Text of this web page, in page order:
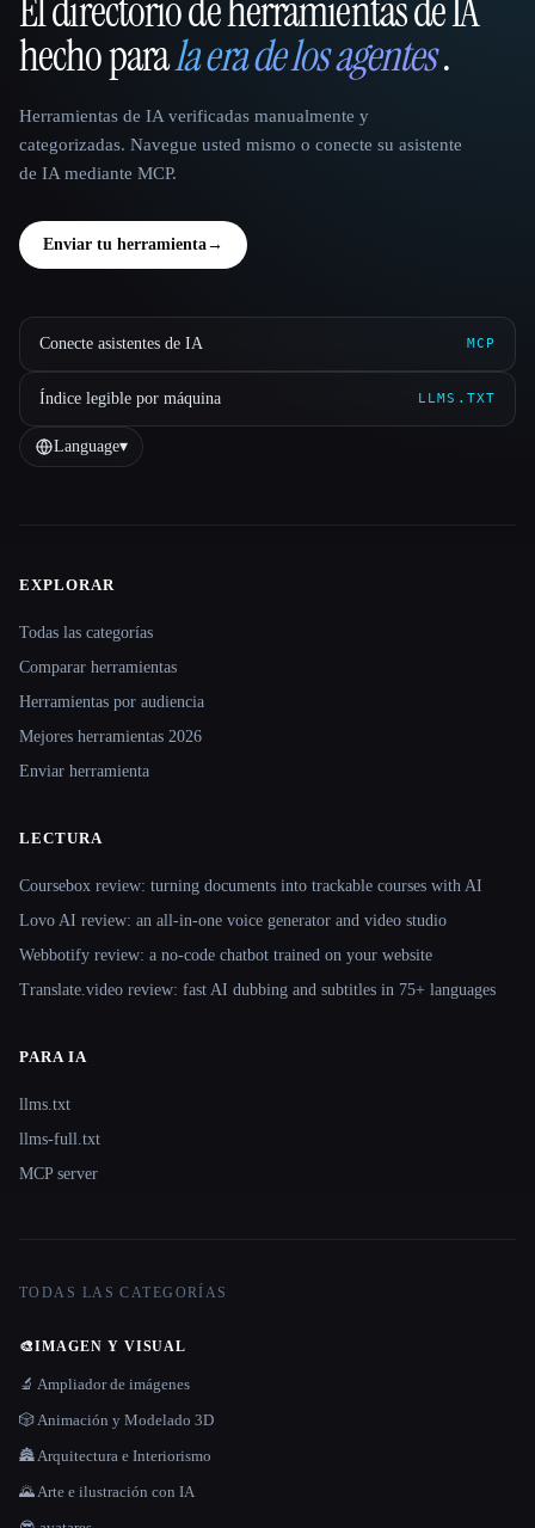
That AI Collection
El directorio de herramientas de IA
hecho parala era de los agentes.
Herramientas de IA verificadas manualmente y
categorizadas. Navegue usted mismo o conecte su asistente
de IA mediante MCP.
Enviar tu herramienta→
Conecte asistentes de IA MCP
Índice legible por máquina LLMS.TXT
Language▾
Site navigation
EXPLORAR
Todas las categorías
Comparar herramientas
Herramientas por audiencia
Mejores herramientas 2026
Enviar herramienta
LECTURA
Coursebox review: turning documents into trackable courses with AI
Lovo AI review: an all-in-one voice generator and video studio
Webbotify review: a no-code chatbot trained on your website
Translate.video review: fast AI dubbing and subtitles in 75+ languages
PARA IA
llms.txt
llms-full.txt
MCP server
TODAS LAS CATEGORÍAS
🎨IMAGEN Y VISUAL
🔬 Ampliador de imágenes
🎲 Animación y Modelado 3D
🏯 Arquitectura e Interiorismo
🌄 Arte e ilustración con IA